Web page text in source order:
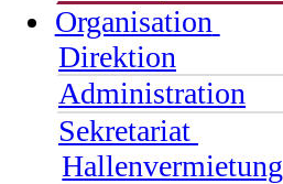
Organisation
Direktion
Administration
Sekretariat
Hallenvermietung